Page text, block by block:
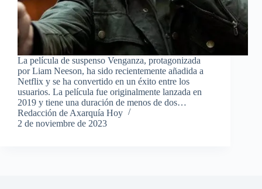
La película de suspenso Venganza, protagonizada
por Liam Neeson, ha sido recientemente añadida a
Netflix y se ha convertido en un éxito entre los
usuarios. La película fue originalmente lanzada en
2019 y tiene una duración de menos de dos…
Redacción de Axarquía Hoy
2 de noviembre de 2023